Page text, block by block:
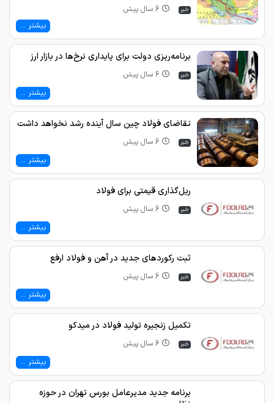
خبر
6 سال پیش
بیشتر ...
برنامه‌ریزی دولت برای پایداری نرخ‌ها در بازار ارز
خبر
6 سال پیش
بیشتر ...
تقاضای فولاد چین سال آینده رشد نخواهد داشت
خبر
6 سال پیش
بیشتر ...
ریل‌گذاری قیمتی برای فولاد
خبر
6 سال پیش
بیشتر ...
ثبت رکورد‌های جدید در آهن و فولاد ارفع
خبر
6 سال پیش
بیشتر ...
تکمیل زنجیره تولید فولاد در میدکو
خبر
6 سال پیش
بیشتر ...
برنامه جدید مدیرعامل بورس تهران در حوزه